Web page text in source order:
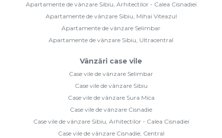
Apartamente de vânzare Sibiu, Arhitectilor - Calea Cisnadiei
Apartamente de vânzare Sibiu, Mihai Viteazul
Apartamente de vânzare Selimbar
Apartamente de vânzare Sibiu, Ultracentral
Vânzări case vile
Case vile de vânzare Selimbar
Case vile de vânzare Sibiu
Case vile de vânzare Sura Mica
Case vile de vânzare Cisnadie
Case vile de vânzare Sibiu, Arhitectilor - Calea Cisnadiei
Case vile de vânzare Cisnadie, Central